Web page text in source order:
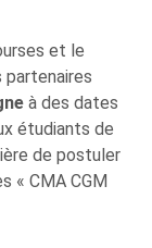
et le
partenaires
à des dates
étudiants de
de postuler
« CMA CGM